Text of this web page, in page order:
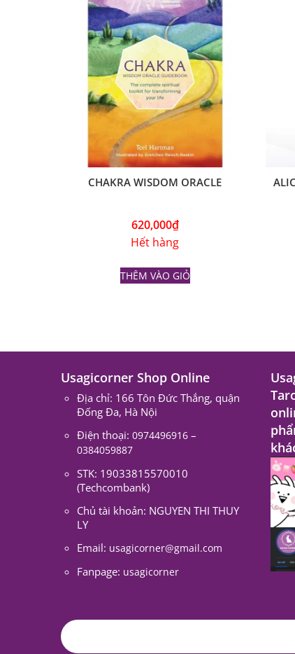
CHAKRA WISDOM ORACLE
620,000₫
Hết hàng
THÊM VÀO GIỎ
Usagicorner Shop Online
Địa chỉ: 166 Tôn Đức Thắng, quận
Đống Đa, Hà Nội
Điện thoại: 0974496916 –
0384059887
STK: 19033815570010
(Techcombank)
Chủ tài khoản: NGUYEN THI THUY
LY
Email: usagicorner@gmail.com
Fanpage: usagicorner